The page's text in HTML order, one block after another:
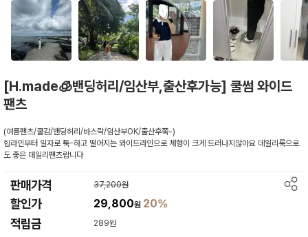
[H.made🧊밴딩허리/임산부,출산후가능] 쿨썸 와이드
팬츠
(여름팬츠/쿨감/밴딩허리/바스락/임산부OK/출산후쭉-)
힙라인부터 일자로 툭-하고 떨어지는 와이드라인으로 체형이 크게 드러나지않아요 데일리룩으로
도 좋은 데일리팬츠랍니다
판매가격 37,200원
할인가 29,800원 20%
적립금 289원